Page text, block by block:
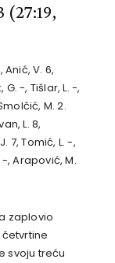
(27:19,
Anić, V. 6,
-, Tišlar, L. -,
M. 2.
L. 8,
7, Tomić, L. -,
, Arapović, M.
zaplovio
svoju treću